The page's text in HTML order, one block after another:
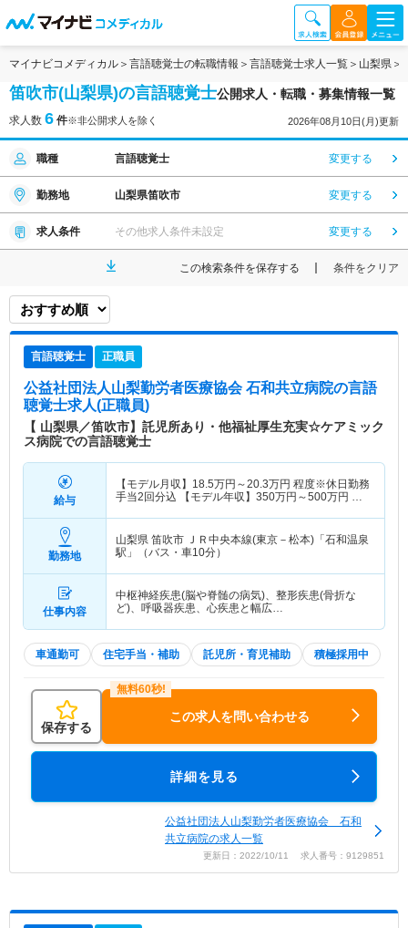
マイナビコメディカル 言語聴覚士の転職情報 言語聴覚士求人一覧 山梨県
笛吹市(山梨県)の言語聴覚士公開求人・転職・募集情報一覧
求人数 6 件※非公開求人を除く 2026年08月10日(月)更新
職種 言語聴覚士 変更する
勤務地 山梨県笛吹市 変更する
求人条件 その他求人条件未設定 変更する
この検索条件を保存する 条件をクリア
言語聴覚士 正職員
公益社団法人山梨勤労者医療協会 石和共立病院の言語
聴覚士求人(正職員)
【 山梨県／笛吹市】託児所あり・他福祉厚生充実☆ケアミック
ス病院での言語聴覚士
給与
【モデル月収】 18.5万円～20.3万円 程度※休日勤務
手当2回分込 【モデル年収】 350万円～500万円 程
勤務地
山梨県 笛吹市 ＪＲ中央本線(東京－松本)「石和温泉
駅」（バス・車10分）
仕事内容
中枢神経疾患(脳や脊髄の病気)、整形疾患(骨折な
ど)、呼吸器疾患、心疾患と幅広…
車通勤可 住宅手当・補助 託児所・育児補助 積極採用中
保存する
この求人を問い合わせる
詳細を見る
公益社団法人山梨勤労者医療協会 石和
共立病院の求人一覧
更新日：2022/10/11 求人番号：9129851